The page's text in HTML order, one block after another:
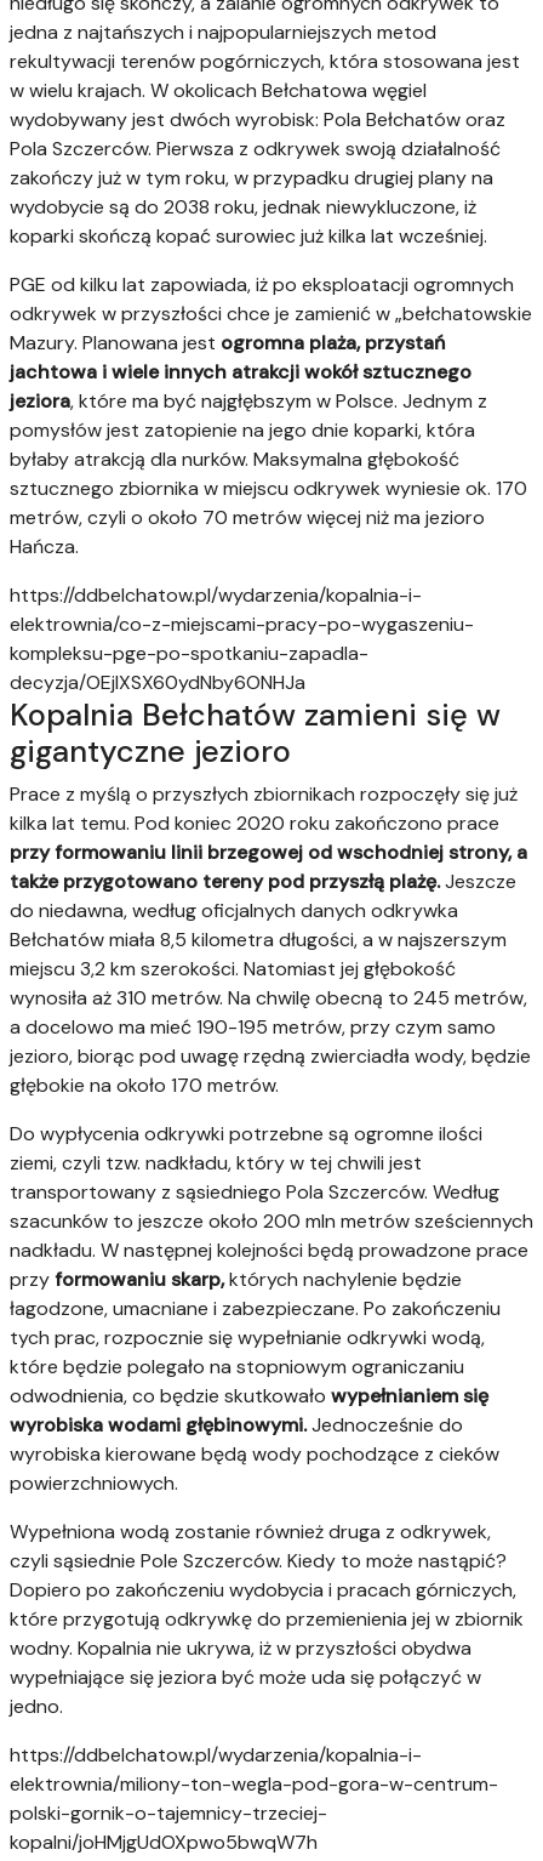
jedna z najtańszych i najpopularniejszych metod
rekultywacji terenów pogórniczych, która stosowana jest
w wielu krajach. W okolicach Bełchatowa węgiel
wydobywany jest dwóch wyrobisk: Pola Bełchatów oraz
Pola Szczerców. Pierwsza z odkrywek swoją działalność
zakończy już w tym roku, w przypadku drugiej plany na
wydobycie są do 2038 roku, jednak niewykluczone, iż
koparki skończą kopać surowiec już kilka lat wcześniej.
PGE od kilku lat zapowiada, iż po eksploatacji ogromnych
odkrywek w przyszłości chce je zamienić w „bełchatowskie
Mazury. Planowana jest ogromna plaża, przystań
jachtowa i wiele innych atrakcji wokół sztucznego
jeziora, które ma być najgłębszym w Polsce. Jednym z
pomysłów jest zatopienie na jego dnie koparki, która
byłaby atrakcją dla nurków. Maksymalna głębokość
sztucznego zbiornika w miejscu odkrywek wyniesie ok. 170
metrów, czyli o około 70 metrów więcej niż ma jezioro
Hańcza.
https://ddbelchatow.pl/wydarzenia/kopalnia-i-
elektrownia/co-z-miejscami-pracy-po-wygaszeniu-
kompleksu-pge-po-spotkaniu-zapadla-
decyzja/OEjIXSX60ydNby6ONHJa
Kopalnia Bełchatów zamieni się w
gigantyczne jezioro
Prace z myślą o przyszłych zbiornikach rozpoczęły się już
kilka lat temu. Pod koniec 2020 roku zakończono prace
przy formowaniu linii brzegowej od wschodniej strony, a
także przygotowano tereny pod przyszłą plażę.Jeszcze
do niedawna, według oficjalnych danych odkrywka
Bełchatów miała 8,5 kilometra długości, a w najszerszym
miejscu 3,2 km szerokości. Natomiast jej głębokość
wynosiła aż 310 metrów. Na chwilę obecną to 245 metrów,
a docelowo ma mieć 190-195 metrów, przy czym samo
jezioro, biorąc pod uwagę rzędną zwierciadła wody, będzie
głębokie na około 170 metrów.
Do wypłycenia odkrywki potrzebne są ogromne ilości
ziemi, czyli tzw. nadkładu, który w tej chwili jest
transportowany z sąsiedniego Pola Szczerców. Według
szacunków to jeszcze około 200 mln metrów sześciennych
nadkładu. W następnej kolejności będą prowadzone prace
przyformowaniu skarp,których nachylenie będzie
łagodzone, umacniane i zabezpieczane. Po zakończeniu
tych prac, rozpocznie się wypełnianie odkrywki wodą,
które będzie polegało na stopniowym ograniczaniu
odwodnienia, co będzie skutkowało wypełnianiem się
wyrobiska wodami głębinowymi.Jednocześnie do
wyrobiska kierowane będą wody pochodzące z cieków
powierzchniowych.
Wypełniona wodą zostanie również druga z odkrywek,
czyli sąsiednie Pole Szczerców. Kiedy to może nastąpić?
Dopiero po zakończeniu wydobycia i pracach górniczych,
które przygotują odkrywkę do przemienienia jej w zbiornik
wodny. Kopalnia nie ukrywa, iż w przyszłości obydwa
wypełniające się jeziora być może uda się połączyć w
jedno.
https://ddbelchatow.pl/wydarzenia/kopalnia-i-
elektrownia/miliony-ton-wegla-pod-gora-w-centrum-
polski-gornik-o-tajemnicy-trzeciej-
kopalni/joHMjgUdOXpwo5bwqW7h